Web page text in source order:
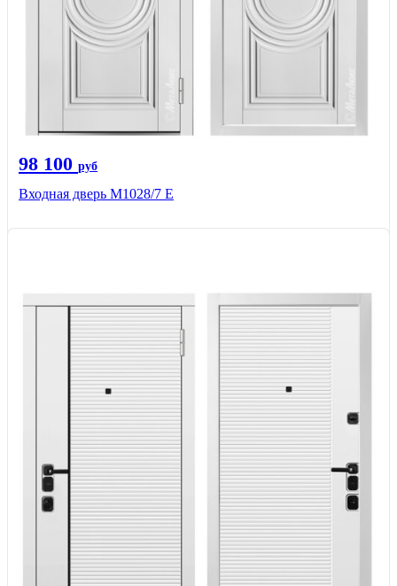
98 100 руб
Входная дверь М1028/7 Е